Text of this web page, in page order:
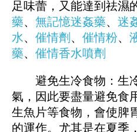
足味蕾，又能達到祛濕
藥、 無記憶迷姦藥、 迷
水、 催情劑 、 催情粉、
藥、 催情香水噴劑
避免生冷食物：生
氣，因此要盡量避免食
生魚片等食物，會使脾
的運作。尤其是在夏季